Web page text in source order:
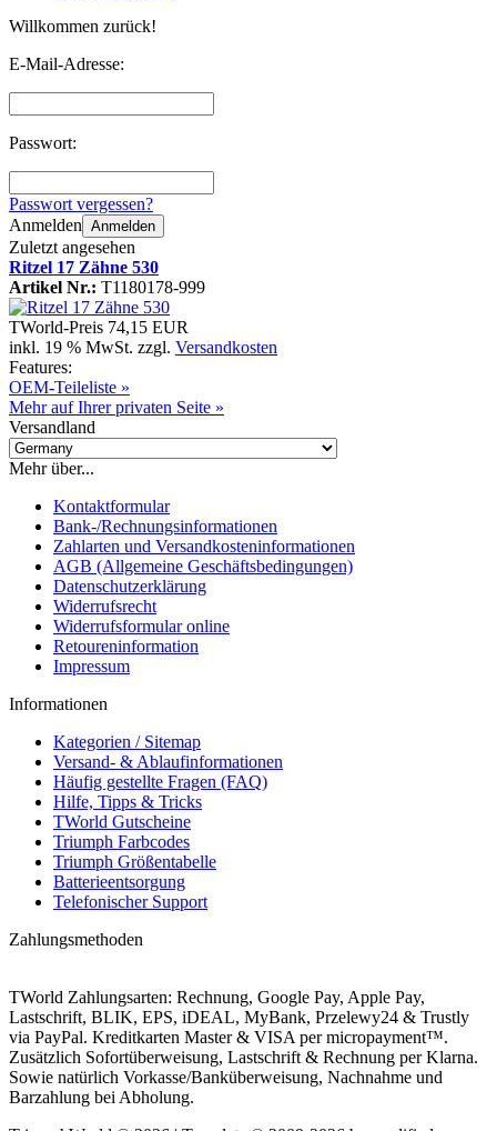
Willkommen zurück!
E-Mail-Adresse:
Passwort:
Passwort vergessen?
Anmelden Anmelden
Zuletzt angesehen
Ritzel 17 Zähne 530
Artikel Nr.: T1180178-999
TWorld-Preis 74,15 EUR
inkl. 19 % MwSt. zzgl. Versandkosten
Features:
OEM-Teileliste »
Mehr auf Ihrer privaten Seite »
Versandland
Mehr über...
Kontaktformular
Bank-/Rechnungsinformationen
Zahlarten und Versandkosteninformationen
AGB (Allgemeine Geschäftsbedingungen)
Datenschutzerklärung
Widerrufsrecht
Widerrufsformular online
Retoureninformation
Impressum
Informationen
Kategorien / Sitemap
Versand- & Ablaufinformationen
Häufig gestellte Fragen (FAQ)
Hilfe, Tipps & Tricks
TWorld Gutscheine
Triumph Farbcodes
Triumph Größentabelle
Batterieentsorgung
Telefonischer Support
Zahlungsmethoden
TWorld Zahlungsarten: Rechnung, Google Pay, Apple Pay,
Lastschrift, BLIK, EPS, iDEAL, MyBank, Przelewy24 & Trustly
via PayPal. Kreditkarten Master & VISA per micropayment™.
Zusätzlich Sofortüberweisung, Lastschrift & Rechnung per Klarna.
Sowie natürlich Vorkasse/Banküberweisung, Nachnahme und
Barzahlung bei Abholung.